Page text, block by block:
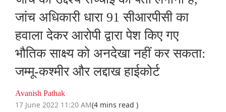
जांच अधिकारी धारा 91 सीआरपीसी का
हवाला देकर आरोपी द्वारा पेश किए गए
भौतिक साक्ष्य को अनदेखा नहीं कर सकता:
जम्मू-कश्मीर और लद्दाख हाईकोर्ट
Avanish Pathak
17 June 2022 11:20 AM(4 mins read )